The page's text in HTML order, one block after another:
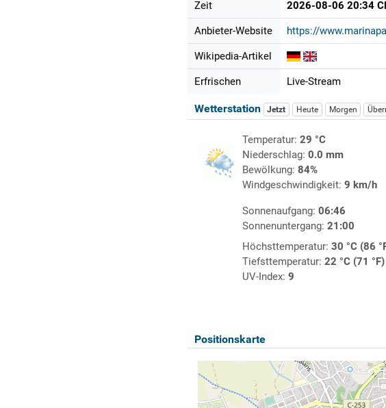
Zeit 2026-08-06 20:34
Anbieter-Website https://
Wikipedia-Artikel
Erfrischen Live-Stream
Wetterstation Jetzt Heute Morgen
Temperatur: 29 °C
Niederschlag: 0.0 mm
Bewölkung: 84%
Windgeschwindigkeit: 9 km/h
Sonnenaufgang: 06:46
Sonnenuntergang: 21:00
Höchsttemperatur: 30 °C (86
Tiefsttemperatur: 22 °C (71 °F)
UV-Index: 9
Positionskarte